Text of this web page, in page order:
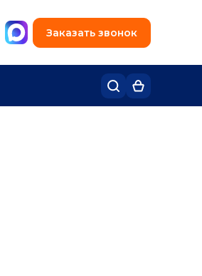
+7 (495) 780-48-49
Заказать звонок